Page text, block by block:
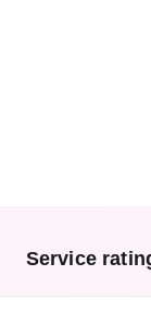
Service